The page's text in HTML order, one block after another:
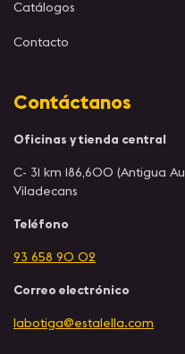
Catálogos
Contacto
Contáctanos
Oficinas y tienda central
C- 31 km 186,600 (Antigua
Viladecans
Teléfono
93 658 90 02
Correo electrónico
labotiga@estalella.com